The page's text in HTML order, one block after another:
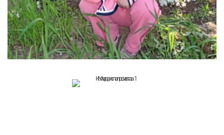
ПРЕДЛОЖИТЬ НОВОСТЬ
ФОТО